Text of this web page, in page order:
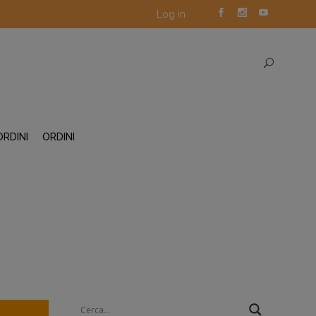
Log in
ORDINI